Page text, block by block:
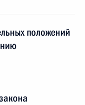
положений